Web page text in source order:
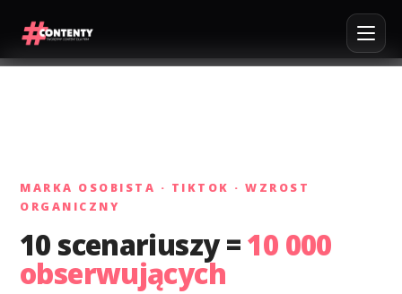
MARKA OSOBISTA · TIKTOK · WZROST
ORGANICZNY
10 scenariuszy =10 000
obserwujących